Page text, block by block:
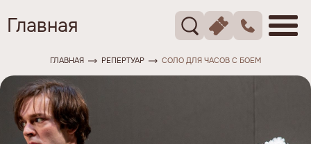
Главная
ГЛАВНАЯ РЕПЕРТУАР СОЛО ДЛЯ ЧАСОВ С БОЕМ